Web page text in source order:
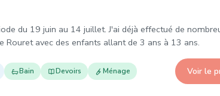
du 19 juin au 14 juillet. J'ai déjà effectué de
avec des enfants allant de 3 ans à 13 ans.
Bain Devoirs Ménage Voir le